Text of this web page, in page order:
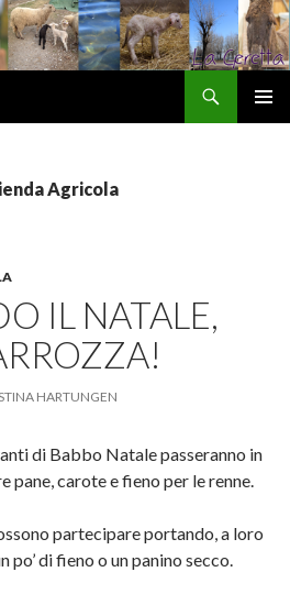
Agricola
IL NATALE,
HARTUNGEN
di Babbo Natale passeranno in
pane, carote e fieno per le renne.
partecipare portando, a loro
po’ di fieno o un panino secco.